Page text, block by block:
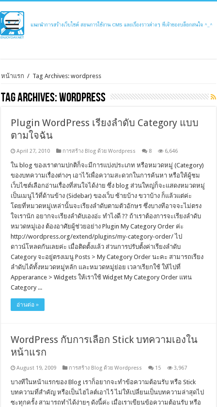
หน้าแรก / Tag Archives: wordpress
Tag Archives:wordpress
Plugin WordPress เรียงลำดับ Category แบบ
ตามใจฉัน
April 27, 2010 การสร้าง Blog ด้วย Wordpress 8 6,646
ใน blog ของเราตามปกติก็จะมีการแบ่งประเภท หรือหมวดหมู่ (Category)
ของบทความเรื่องต่างๆ เอาไว้เพื่อความสะดวกในการค้นหา หรือให้ผู้ชม
เว็บไซต์เลือกอ่านเรื่องที่สนใจได้ง่าย ซึ่ง blog ส่วนใหญ่ก็จะแสดงหมวดหมู่
เป็นเมนูไว้ที่ด้านข้าง (Sidebar) ของเว็บ ซ้ายบ้าง ขวาบ้าง ก็แล้วแต่ค่ะ
โดยที่หมวดหมู่เหล่านั้นจะเรียงลำดับตามตัวอักษร ซึ่งบางทีอาจจะไม่ตรง
ใจเรานัก อยากจะเรียงลำดับเองอ่ะ ทำไงดี ?? ถ้าเราต้องการจะเรียงลำดับ
หมวดหมู่เอง ต้องอาศัยผู้ช่วยอย่าง Plugin My Category Order ค่ะ
http://wordpress.org/extend/plugins/my-category-order/ ไป
ดาวน์โหลดกันเลยค่ะ เมื่อติดตั้งแล้ว ส่วนการปรับตั้งค่าเรียงลำดับ
Category จะอยู่ตรงเมนู Posts > My Category Order นะคะ สามารถเรียง
ลำดับได้ทั้งหมวดหมู่หลัก และหมวดหมู่ย่อย เวลาเรียกใช้ ให้ไปที่
Apperarance > Widgets ให้เราใช้ Widget My Category Order แทน
Category ...
อ่านต่อ »
WordPress กับการเลือก Stick บทความเองใน
หน้าแรก
August 19, 2009 การสร้าง Blog ด้วย Wordpress 15 3,967
บางทีในหน้าแรกของ Blog เราก็อยากจะทำข้อความต้อนรับ หรือ Stick
บทความที่สำคัญ หรือเป็นไฮไลต์เอาไว้ ไม่ให้เปลี่ยนเป็นบทความล่าสุดไป
ซะทุกครั้ง สามารถทำได้ง่ายๆ ดังนี้ค่ะ เมื่อเราเขียนข้อความต้อนรับ หรือ